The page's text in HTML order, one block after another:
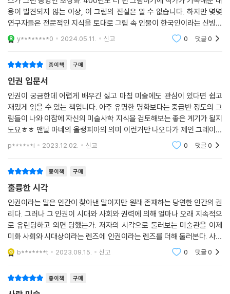
재난 피해자들은 권리를 요구할 수 있어야 합니다. 40년 전 불타는 집을
망연자실하며 지켜볼 수밖에 없었던 것은 소방 호스를 얼어붙게 만든 날씨
탓도, 하필 주인이 못된 사람이었던 집에 세 들어 산 아버지 때문도 아닙니
다. 일차적으로는 참사의 주범인 집주인의 잘못이 가장 큽니다. 하지만 국
더 큰 사고로 이어졌다면 국가의 책임도 분명합니다. 즉, 소방 호스가 얼어
붙도록 방치한 소방서의 잘못이 명백한 것이지요. 200년 전 이름도 거창
한 메두사호에 승선했던 사람들은 아무런 잘못이 없었습니다. 잘못을 한
것은 그들을 버리고 도망간 선장, 부패와 혼란으로 마땅한 조치를 취할 수
없었던 프랑스 정부이지요.
--- p.201
〈세계인권선언〉 제23조에서는 직업 선택의 자유를 보장합니다. 그러나
강조합니다. 직업 선택의 권리와 존엄권 모두 중요한 권리입니다. 하지만
〈세계인권선언〉 제30조에 따르면 여기에 나열된 권리를 파괴하는 활동에
가담하는 경우, 그것은 권리가 아니라고 명시되어 있습니다. 어떠한 환경
에서든 인간의 존엄은 가장 우선시되어야 합니다. 그리고 국가의 역할 중
하나는 각 개인의 존엄을 지켜주는 것임을 우리 사회 구성원들이 모두 기
억했으면 좋겠습니다. 장애를 가진 로트레크와 그가 그림으로 그려낸 성매
매 여성들이 인간의 존엄을 확보할 수 있는 사회에서 살았다면 그렇게 슬
--- p.262
“타인에게 공감할 줄 알고 서로의 다름을 인정할 줄 아는
인권 감수성 넘치는 사회가 될 때,
‘사람 사는 세상’이 될 수 있으리라고 믿습니다.”
〈세계인권선언〉은 모든 사람이 성별과 피부색, 신념, 종교 등의 특징과 관
계없이 자유롭고 평등하다는 것을 문서로 명시하는 데 전 세계가 처음으로
합의한 것이다. 총 30개의 조항으로 되어 있으며 인권과 자유를 존중하고
보호하는 데 기초가 된다. 여기 명시한 글은 모든 사람의 권리를 최대한 인
정하기 위해 다듬은 문장들이기에 포괄적인 면이 없지 않다. 그래서인지
글 행간에서 실제 우리의 ‘삶’을 읽어내기란 쉽지 않다. 저자 박민경은 평소
좋아하는 미술을 매개로 하여 우리 삶에 더욱 밀접하고 긴밀한 언어로 쉽
문하는 바토리 백작 부인〉을 통해 여성에 대한 편견이 얼마나 무서운 결과
를 가져왔는지 이야기한다. 피에트로 롱기의 〈실신〉이라는 그림에서 여성
의 아름다움을 강요하던 폭력의 상징 ‘코르셋’에 대해 살펴보고, 죽을 때도
아름다워야 했던 폴 들라로슈의 〈레이디 제인 그레이의 처형〉을 보며 대한
민국 항공사 일가의 인권침해 및 차별의 민낯을 가감 없이 이야기한다. 반
대로 당당한 여성의 모습을 표현한 존 싱어 사전트의 〈레이디 맥베스를 연
플로리스 아른트제니우스의 〈성냥팔이 소녀〉에서 아동의 권리를, 오노레
용이 발견되지 않는 이상, 이 그림의 진실은 알 수 없습니다. 하지만 몇몇
연구자들은 전문적인 지식을 토대로 그림 속 인물이 한국인이라는 신빙성
있는 추론을 내놓았습니다. 임진왜란을 거치면서 수많은 조선인이 일본에
포로로 잡혀가게 됩
y********0 2024.05.11. 신고 0 댓글0
종이책 구매
인권 입문서
인권이 궁금한데 어렵게 배우긴 싫고 마침 미술에도 관심이 있다면 쉽고
재밌게 읽을 수 있는 책입니다. 아주 유명한 명화보다는 중급반 정도의 그
림들이 나와 이참에 자신의 미술사학 지식을 검토해보는 좋은 계기가 될지
도요ㅎㅎ 맨날 마네의 올랭피아의 의미 이런거만 나오다가 제인 그레이의
처형이 나온다던가, 그 외에 제가 모르는 그림들이 많이 나와 흥미로웠습
니다. 페미니즘 시
p******i 2023.12.02. 신고 0 댓글0
종이책 구매
훌륭한 시각
인권이라는 말은 인간이 찾아낸 말이지만 원래 존재하는 당연한 인간의 권
리다. 그러나 그 인권이 시대와 사회와 권력에 의해 얼마나 오래 지속적으
로 유린당하고 외면 당했는가. 저자의 시각으로 둘러보는 미술관을 이제
미화 사회와 시대상이라는 렌즈에 인권이라는 렌즈를 더해 둘러본다. 사람
이 사람답게 살 수 있는 세상이란 그림 안에도 그림 밖에도 같이 존재하여
야 한다. 일독을
b*******t 2023.09.15. 신고 0 댓글0
종이책 구매